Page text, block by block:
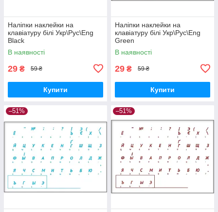
Наліпки наклейки на
клавіатуру білі Укр\Рус\Eng
Black
В наявності
29 ₴ 59 ₴
Купити
Наліпки наклейки на
клавіатуру білі Укр\Рус\Eng
Green
В наявності
29 ₴ 59 ₴
Купити
–51% –51%